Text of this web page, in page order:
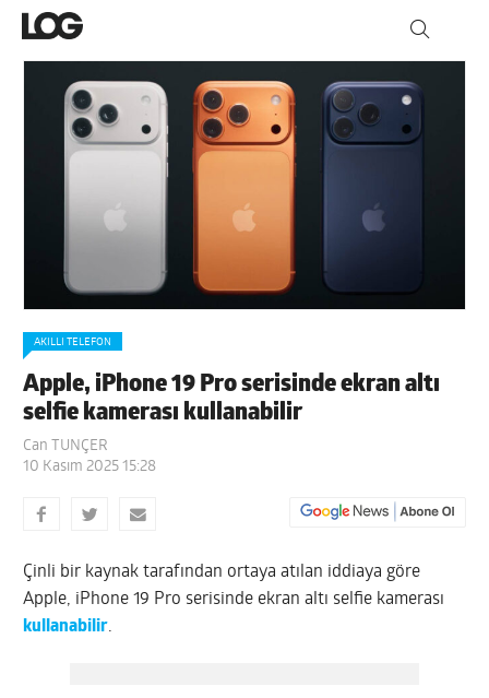
AKILLI TELEFON
Apple, iPhone 19 Pro serisinde ekran altı
selfie kamerası kullanabilir
Can TUNÇER
10 Kasım 2025 15:28
Çinli bir kaynak tarafından ortaya atılan iddiaya göre
Apple, iPhone 19 Pro serisinde ekran altı selfie kamerası
kullanabilir.